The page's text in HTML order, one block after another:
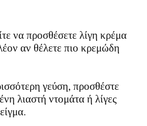
να προσθέσετε λίγη κρέμα
αν θέλετε πιο κρεμώδη
γεύση, προσθέστε
λιαστή ντομάτα ή λίγες